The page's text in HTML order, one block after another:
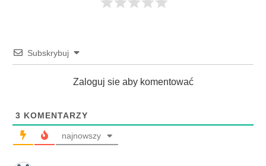
Subskrybuj
Zaloguj sie aby komentować
3 KOMENTARZY
najnowszy